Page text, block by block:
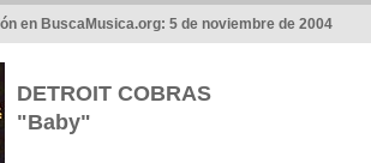
en BuscaMusica.org: 5 de noviembre de 2004
DETROIT COBRAS
"Baby"